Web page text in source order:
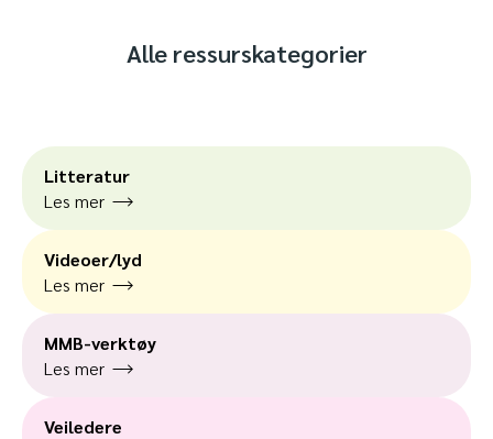
Alle ressurskategorier
Litteratur
Les mer
Videoer/lyd
Les mer
MMB-verktøy
Les mer
Veiledere